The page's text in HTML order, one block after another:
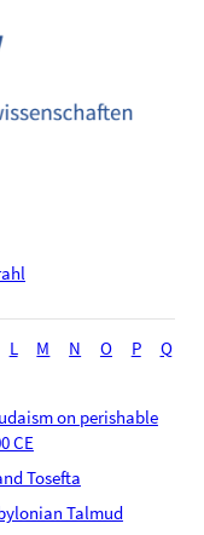
L M N O P
Q
on perishable
CE
Tosefta
Talmud